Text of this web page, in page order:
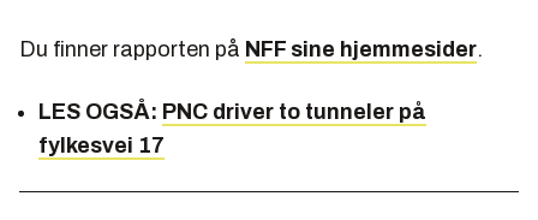
Du finner rapporten på NFF sine hjemmesider.
LES OGSÅ: PNC driver to tunneler på
fylkesvei 17